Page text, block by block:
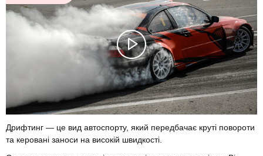
Дрифтинг — це вид автоспорту, який передбачає круті повороти
та керовані заноси на високій швидкості.